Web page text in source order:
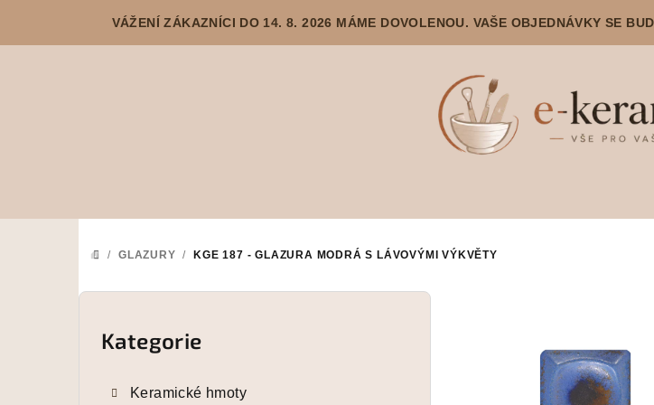
VÁŽENÍ ZÁKAZNÍCI DO 14. 8. 2026 MÁME DOVOLENOU. VAŠE OBJEDNÁVKY SE
DOMŮ
/ GLAZURY / KGE 187 - GLAZURA MODRÁ S LÁVOVÝMI VÝKVĚTY
P
Přeskočit
Kategorie
Keramické hmoty